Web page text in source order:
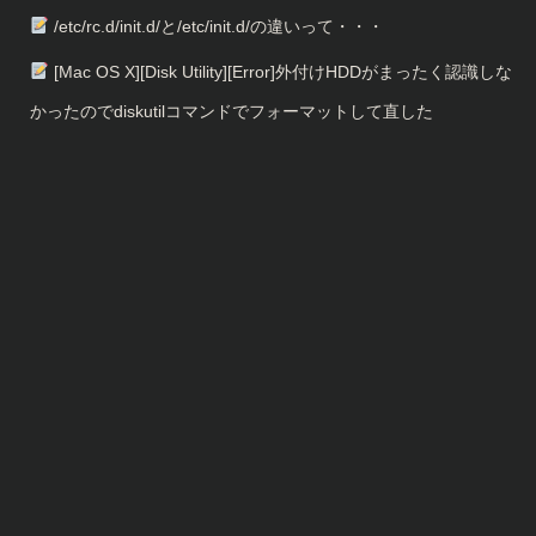
/etc/rc.d/init.d/と/etc/init.d/の違いって・・・
[Mac OS X][Disk Utility][Error]外付けHDDがまったく認識しな
かったのでdiskutilコマンドでフォーマットして直した